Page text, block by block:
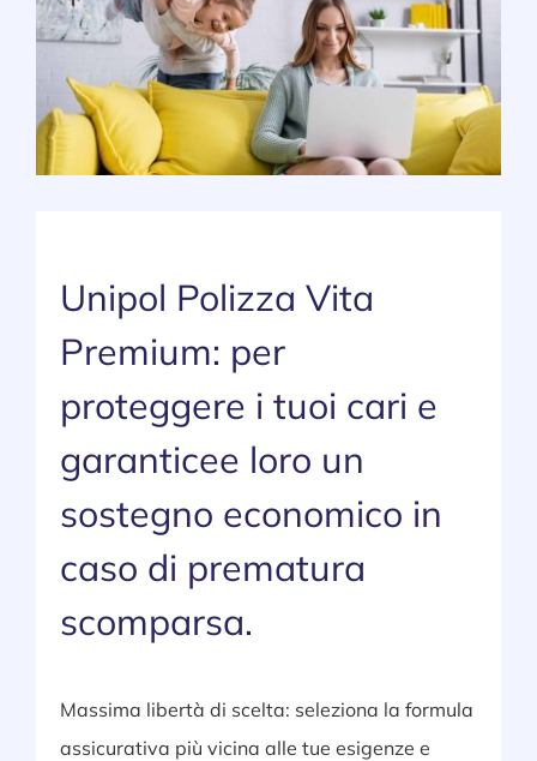
NEWS
CONTATTI
Unipol Polizza Vita
Premium: per
proteggere i tuoi cari e
garanticee loro un
sostegno economico in
caso di prematura
scomparsa.
Massima libertà di scelta: seleziona la formula
assicurativa più vicina alle tue esigenze e